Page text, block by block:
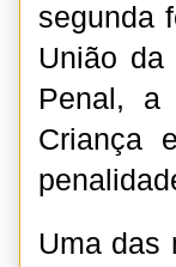
segunda
União
Penal, a
Criança
Uma das